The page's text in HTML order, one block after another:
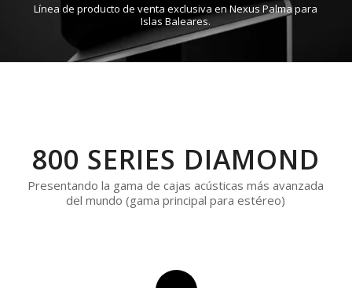
Línea de producto de venta exclusiva en Nexus Palma para
Islas Baleares.
800 SERIES DIAMOND
Presentando la gama de cajas acústicas más avanzada
del mundo (gama principal para estéreo)